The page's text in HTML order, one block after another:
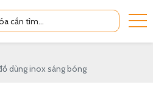
dùng inox sáng bóng